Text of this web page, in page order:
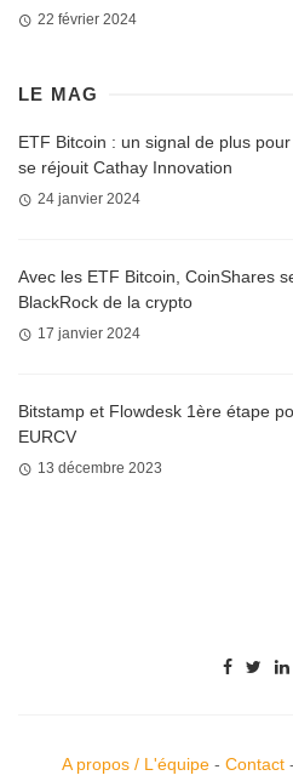
22 février 2024
LE MAG
ETF Bitcoin : un signal de plus pour
se réjouit Cathay Innovation
24 janvier 2024
Avec les ETF Bitcoin, CoinShares
BlackRock de la crypto
17 janvier 2024
Bitstamp et Flowdesk 1ère étape
EURCV
13 décembre 2023
A propos / L'équipe- Contact-